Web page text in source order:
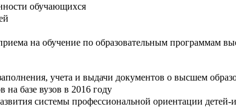
обучающихся
на обучение по образовательным программам
учета и выдачи документов о высшем
базе вузов в 2016 году
системы профессиональной ориентации